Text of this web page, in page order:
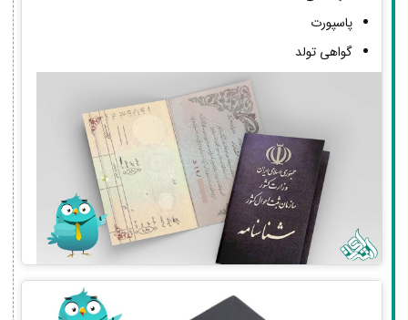
پاسپورت
گواهی تولد